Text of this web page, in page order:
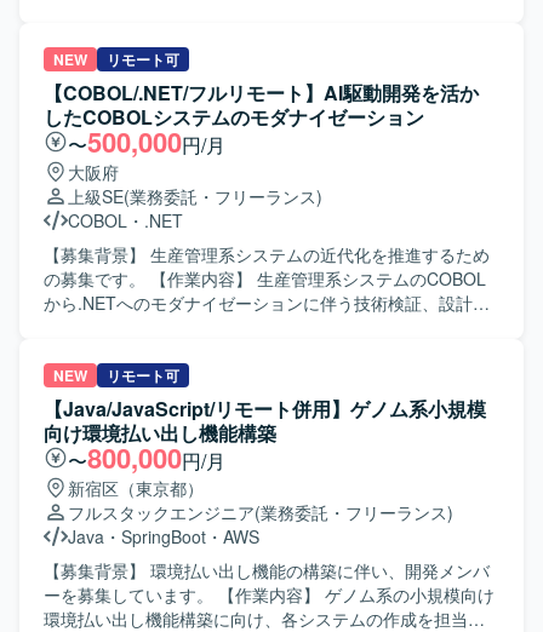
境】 Microsoft 365、PowerShellを使用します。
NEW リモート可
【COBOL/.NET/フルリモート】AI駆動開発を活か
したCOBOLシステムのモダナイゼーション
〜500,000円/月
大阪府
上級SE(業務委託・フリーランス)
COBOL ・ .NET
【募集背景】 生産管理系システムの近代化を推進するため
の募集です。 【作業内容】 生産管理系システムのCOBOL
から.NETへのモダナイゼーションに伴う技術検証、設計、
物像】 顧客との折衝を円滑に進められる方を求めていま
す。 【ポジションの魅力】 AI駆動開発を活用し、レガシー
システムの近代化に一貫して携わることができます。 【開
発環境】 COBOL、.NET（VB.NET／C#）、各種AI駆動開発
ツールを使用します。
NEW リモート可
【Java/JavaScript/リモート併用】ゲノム系小規模
向け環境払い出し機能構築
〜800,000円/月
新宿区（東京都）
フルスタックエンジニア(業務委託・フリーランス)
Java ・ SpringBoot ・ AWS
【募集背景】 環境払い出し機能の構築に伴い、開発メンバ
ーを募集しています。 【作業内容】 ゲノム系の小規模向け
環境払い出し機能構築に向け、各システムの作成を担当し